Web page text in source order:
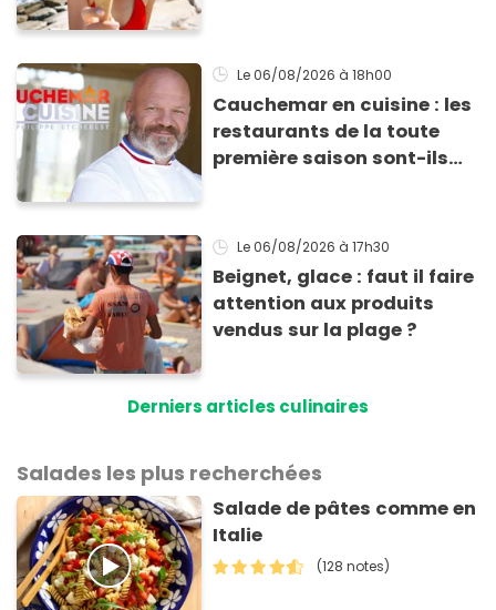
ne fondent !
Le 06/08/2026 à 18h00
Cauchemar en cuisine : les
restaurants de la toute
première saison sont-ils
Le 06/08/2026 à 17h30
Beignet, glace : faut il faire
attention aux produits
vendus sur la plage ?
Derniers articles culinaires
Salades les plus recherchées
Salade de pâtes comme en
Italie
(128 notes)